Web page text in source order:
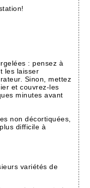
: pensez à
les laisser
Sinon, mettez
et couvrez-les
minutes avant
non décortiquées,
difficile à
variétés de